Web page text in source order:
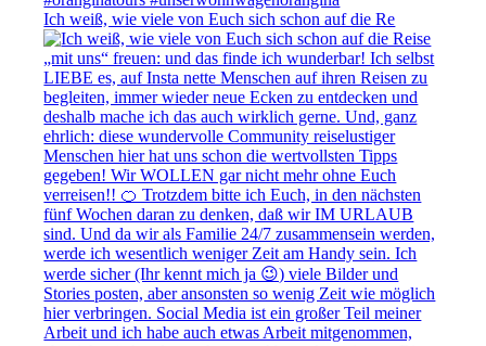
Ich weiß, wie viele von Euch sich schon auf die Re